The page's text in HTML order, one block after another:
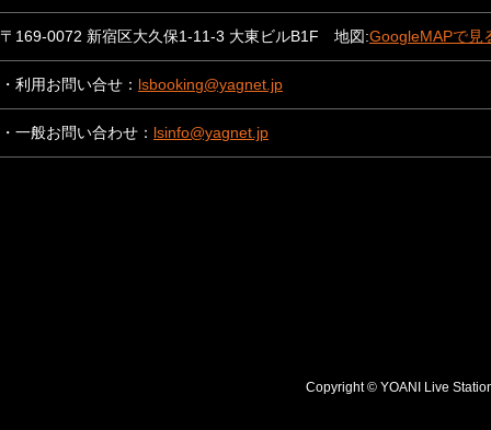
〒169-0072 新宿区大久保1-11-3 大東ビルB1F 地図:GoogleMAPで見
・利用お問い合せ： lsbooking@yagnet.jp
・一般お問い合わせ： lsinfo@yagnet.jp
Copyright © YOANI Live